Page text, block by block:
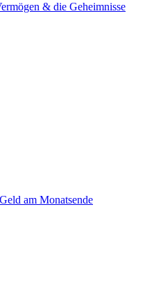
& die Geheimnisse
am Monatsende